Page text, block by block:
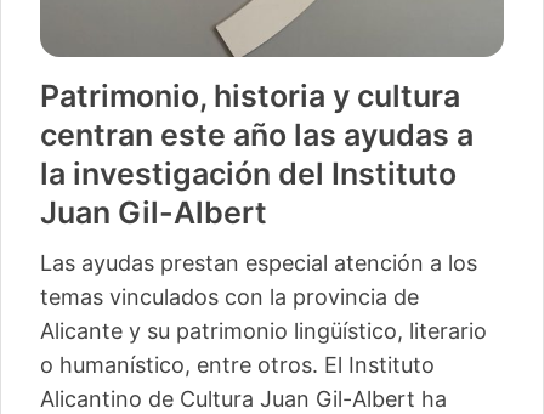
Patrimonio, historia y cultura
centran este año las ayudas a
la investigación del Instituto
Juan Gil-Albert
Las ayudas prestan especial atención a los
temas vinculados con la provincia de
Alicante y su patrimonio lingüístico, literario
o humanístico, entre otros. El Instituto
Alicantino de Cultura Juan Gil-Albert ha